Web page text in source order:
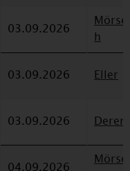
03.09.2026
h
03.09.2026 Eller
03.09.2026
04.09.2026